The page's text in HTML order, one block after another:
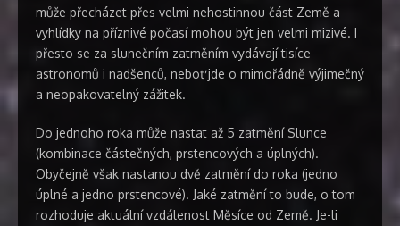
může přecházet přes velmi nehostinnou část Země a
vyhlídky na příznivé počasí mohou být jen velmi mizivé. I
přesto se za slunečním zatměním vydávají tisíce
astronomů i nadšenců, neboť jde o mimořádně výjimečný
a neopakovatelný zážitek.
Do jednoho roka může nastat až 5 zatmění Slunce
(kombinace částečných, prstencových a úplných).
Obyčejně však nastanou dvě zatmění do roka (jedno
úplné a jedno prstencové). Jaké zatmění to bude, o tom
rozhoduje aktuální vzdálenost Měsíce od Země. Je-li